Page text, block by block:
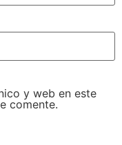
y web en este
comente.